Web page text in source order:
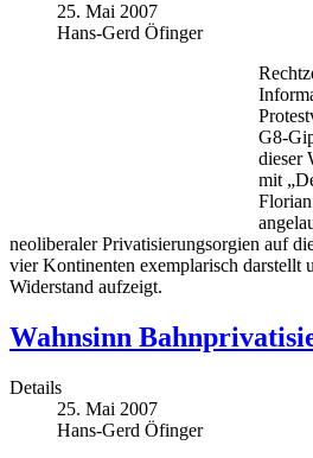
25. Mai 2007
Hans-Gerd Öfinger
G8-
dieser
mit
neoliberaler Privatisierungsorgien auf
vier Kontinenten exemplarisch darstellt
Widerstand aufzeigt.
Wahnsinn
Details
25. Mai 2007
Hans-Gerd Öfinger